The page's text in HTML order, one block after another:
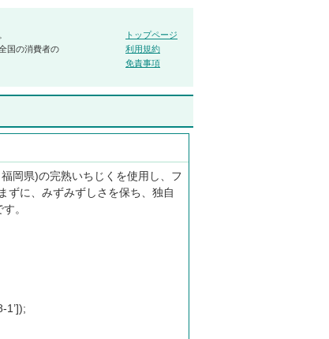
国の消費者の
トップページ
利用規約
免責事項
岡県)の完熟いちじくを使用し、フ
ずに、みずみずしさを保ち、独自
。
1’]);